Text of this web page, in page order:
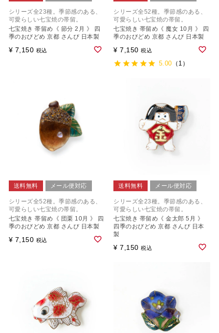
シリーズ全23種。季節感のある、
可愛らしい七宝焼の帯留。
七宝焼き 帯留め《 節分 2月 》 四
季のおびどめ 京都 さんび 日本製
¥ 7,150 税込
シリーズ全52種。季節感のある、
可愛らしい七宝焼の帯留。
七宝焼き 帯留め《 魔女 10月 》 四
季のおびどめ 京都 さんび 日本製
¥ 7,150 税込
5.00 （1）
送料無料 メール便対応
シリーズ全52種。季節感のある、
可愛らしい七宝焼の帯留。
七宝焼き 帯留め《 団栗 10月 》 四
季のおびどめ 京都 さんび 日本製
¥ 7,150 税込
送料無料 メール便対応
シリーズ全23種。季節感のある、
可愛らしい七宝焼の帯留。
七宝焼き 帯留め《 金太郎 5月 》
四季のおびどめ 京都 さんび 日本
製
¥ 7,150 税込